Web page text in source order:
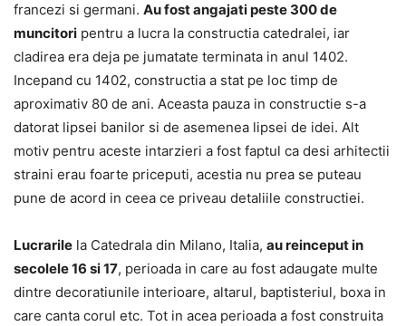
francezi si germani. Au fost angajati peste 300 de
muncitori pentru a lucra la constructia catedralei, iar
cladirea era deja pe jumatate terminata in anul 1402.
Incepand cu 1402, constructia a stat pe loc timp de
aproximativ 80 de ani. Aceasta pauza in constructie s-a
datorat lipsei banilor si de asemenea lipsei de idei. Alt
motiv pentru aceste intarzieri a fost faptul ca desi arhitectii
straini erau foarte priceputi, acestia nu prea se puteau
pune de acord in ceea ce priveau detaliile constructiei.
Lucrarile la Catedrala din Milano, Italia, au reinceput in
secolele 16 si 17, perioada in care au fost adaugate multe
dintre decoratiunile interioare, altarul, baptisteriul, boxa in
care canta corul etc. Tot in acea perioada a fost construita